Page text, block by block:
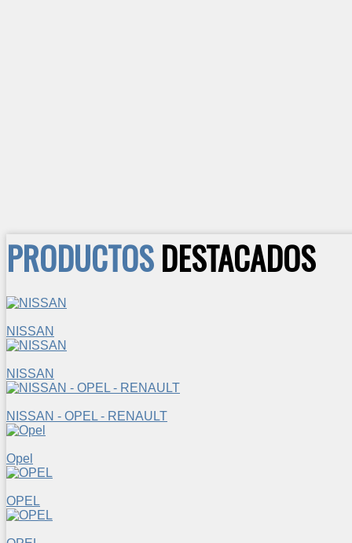
PRODUCTOSDESTACADOS
NISSAN
NISSAN
NISSAN - OPEL - RENAULT
Opel
OPEL